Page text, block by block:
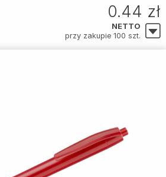
0.44 zł
NETTO
przy zakupie 100 szt.